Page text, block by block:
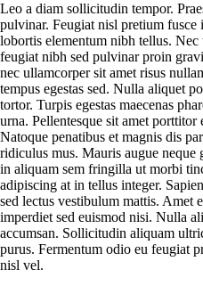
Leo a diam sollicitudin tempor.
pulvinar. Feugiat nisl pretium
lobortis elementum nibh tellus. Nec
feugiat nibh sed pulvinar proin
nec ullamcorper sit amet risus
tempus egestas sed. Nulla aliquet
tortor. Turpis egestas maecenas
urna. Pellentesque sit amet
Natoque penatibus et magnis dis
ridiculus mus. Mauris augue
in aliquam sem fringilla ut morbi
adipiscing at in tellus integer.
sed lectus vestibulum mattis. Amet
imperdiet sed euismod nisi. Nulla
accumsan. Sollicitudin aliquam
purus. Fermentum odio eu feugiat
nisl vel.